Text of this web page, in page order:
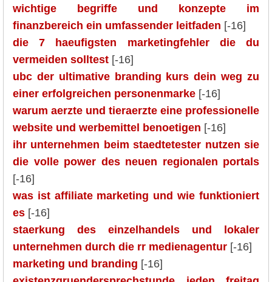
wichtige begriffe und konzepte im
finanzbereich ein umfassender leitfaden [-16]
die 7 haeufigsten marketingfehler die du
vermeiden solltest [-16]
ubc der ultimative branding kurs dein weg zu
einer erfolgreichen personenmarke [-16]
warum aerzte und tieraerzte eine professionelle
website und werbemittel benoetigen [-16]
ihr unternehmen beim staedtetester nutzen sie
die volle power des neuen regionalen portals
[-16]
was ist affiliate marketing und wie funktioniert
es [-16]
staerkung des einzelhandels und lokaler
unternehmen durch die rr medienagentur [-16]
marketing und branding [-16]